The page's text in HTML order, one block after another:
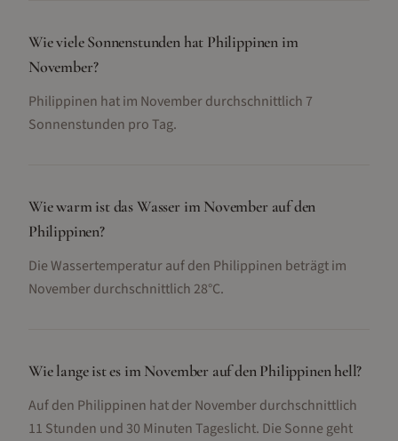
Wie viele Sonnenstunden hat Philippinen im
November?
Philippinen hat im November durchschnittlich 7
Sonnenstunden pro Tag.
Wie warm ist das Wasser im November auf den
Philippinen?
Die Wassertemperatur auf den Philippinen beträgt im
November durchschnittlich 28°C.
Wie lange ist es im November auf den Philippinen hell?
Auf den Philippinen hat der November durchschnittlich
11 Stunden und 30 Minuten Tageslicht. Die Sonne geht